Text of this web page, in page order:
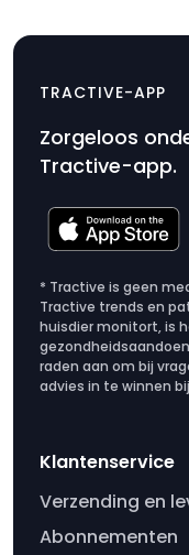
Productprijs
$6.99
TRACTIVE-APP
Zorgeloos
Tractive-app.
* Tractive is geen
Tractive trends en
huisdier monitort, is
raden aan om bij
advies in te winnen
Klantenservice
Verzending en
Abonnementen